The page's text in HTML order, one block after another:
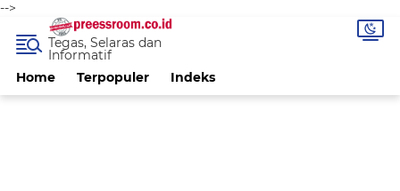
-->
Home Terpopuler Indeks
Tegas, Selaras dan
Informatif